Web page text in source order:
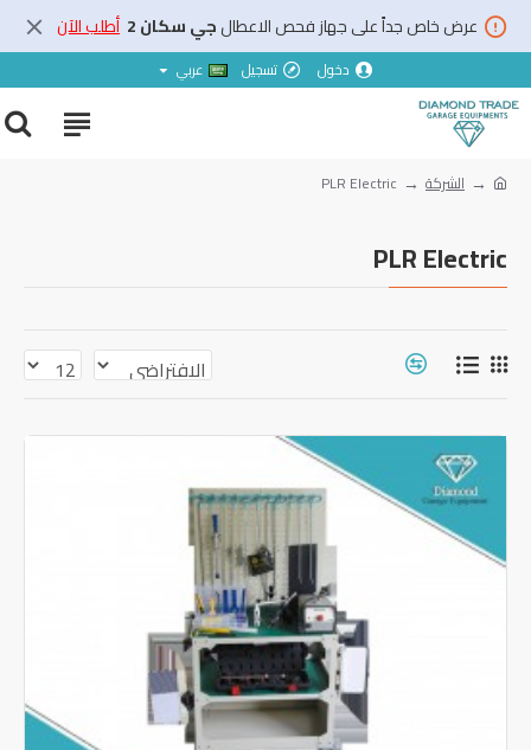
عرض خاص جداً على جهاز فحص الاعطالجي سكان 2 أطلب الآن
دخول تسجيل عربي
الشركة PLR Electric
PLR Electric